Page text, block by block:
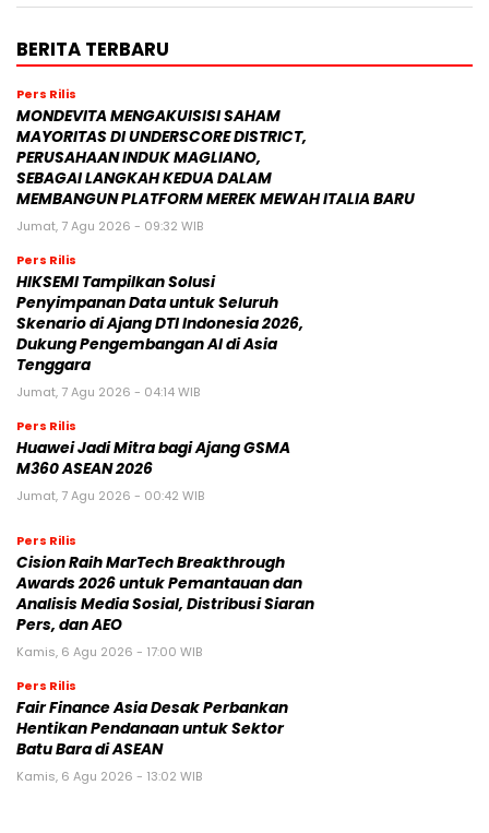
BERITA TERBARU
Pers Rilis
MONDEVITA MENGAKUISISI SAHAM
MAYORITAS DI UNDERSCORE DISTRICT,
PERUSAHAAN INDUK MAGLIANO,
SEBAGAI LANGKAH KEDUA DALAM
MEMBANGUN PLATFORM MEREK MEWAH ITALIA BARU
Jumat, 7 Agu 2026 - 09:32 WIB
Pers Rilis
HIKSEMI Tampilkan Solusi
Penyimpanan Data untuk Seluruh
Skenario di Ajang DTI Indonesia 2026,
Dukung Pengembangan AI di Asia
Tenggara
Jumat, 7 Agu 2026 - 04:14 WIB
Pers Rilis
Huawei Jadi Mitra bagi Ajang GSMA
M360 ASEAN 2026
Jumat, 7 Agu 2026 - 00:42 WIB
Pers Rilis
Cision Raih MarTech Breakthrough
Awards 2026 untuk Pemantauan dan
Analisis Media Sosial, Distribusi Siaran
Pers, dan AEO
Kamis, 6 Agu 2026 - 17:00 WIB
Pers Rilis
Fair Finance Asia Desak Perbankan
Hentikan Pendanaan untuk Sektor
Batu Bara di ASEAN
Kamis, 6 Agu 2026 - 13:02 WIB